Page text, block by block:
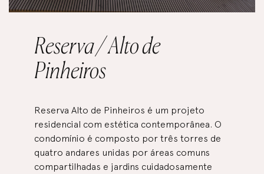
Reserva / Alto de
Pinheiros
Reserva Alto de Pinheiros é um projeto
residencial com estética contemporânea. O
condomínio é composto por três torres de
quatro andares unidas por áreas comuns
compartilhadas e jardins cuidadosamente